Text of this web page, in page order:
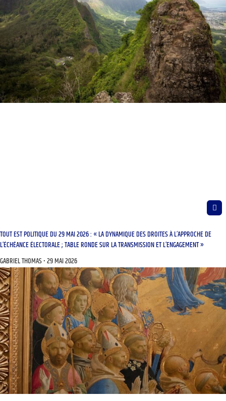
TOUT EST POLITIQUE DU 29 MAI 2026 : « LA DYNAMIQUE DES DROITES À L’APPROCHE DE
L’ÉCHÉANCE ÉLECTORALE ; TABLE RONDE SUR LA TRANSMISSION ET L’ENGAGEMENT »
GABRIEL THOMAS 29 MAI 2026